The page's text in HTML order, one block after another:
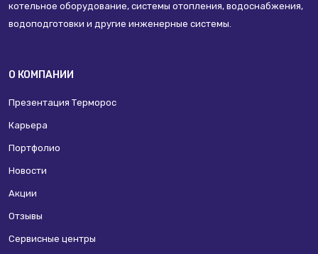
котельное оборудование, системы отопления, водоснабжения,
водоподготовки и другие инженерные системы.
О КОМПАНИИ
Презентация Терморос
Карьера
Портфолио
Новости
Акции
Отзывы
Сервисные центры